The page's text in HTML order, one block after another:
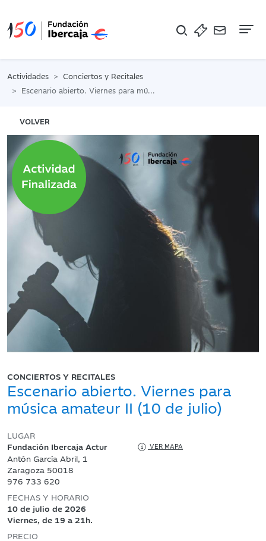
Actividades
Conciertos y Recitales
Escenario abierto. Viernes para música amateur II (10 de julio)
VOLVER
CONCIERTOS Y RECITALES
Escenario abierto. Viernes para
música amateur II (10 de julio)
LUGAR
Fundación Ibercaja Actur
VER MAPA
Antón García Abril, 1
Zaragoza 50018
976 733 620
FECHAS Y HORARIO
10 de julio de 2026
Viernes, de 19 a 21h.
PRECIO